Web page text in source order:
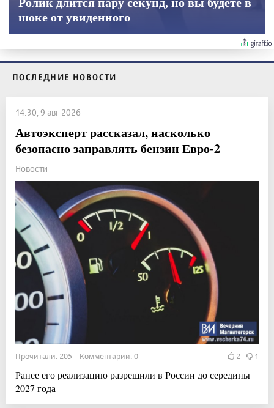
шоке от увиденного
ПОСЛЕДНИЕ НОВОСТИ
14:30, 9 авг 2026
Автоэксперт рассказал, насколько
безопасно заправлять бензин Евро-2
Новости
Прочитали: 205 Комментарии: 0 2 1
Ранее его реализацию разрешили в России до середины
2027 года